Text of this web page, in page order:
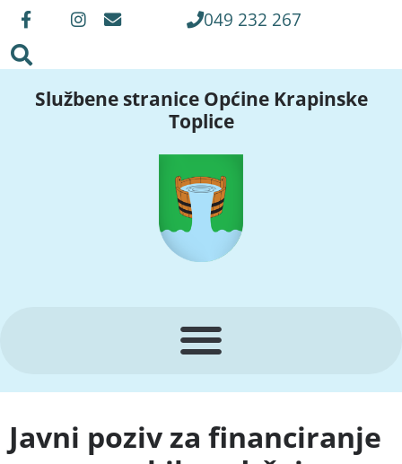
049 232 267
Službene stranice Općine Krapinske
Toplice
Javni poziv za financiranje